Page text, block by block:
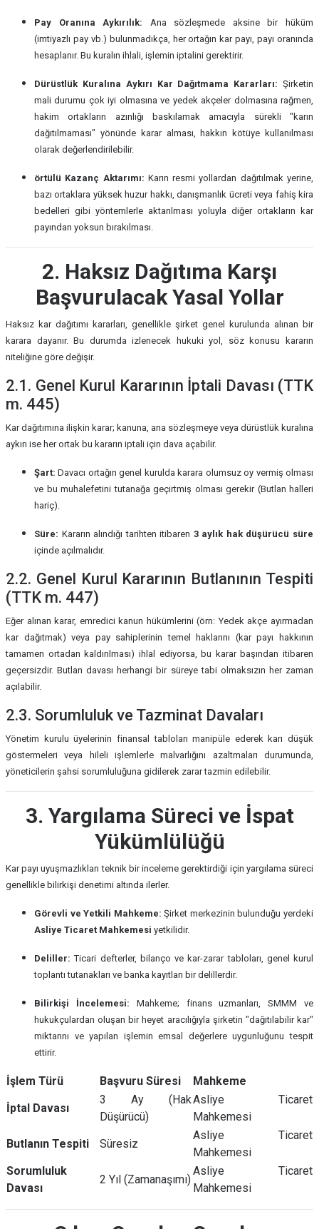
Pay Oranına Aykırılık: Ana sözleşmede aksine bir hüküm
(imtiyazlı pay vb.) bulunmadıkça, her ortağın kar payı, payı oranında
hesaplanır. Bu kuralın ihlali, işlemin iptalini gerektirir.
Dürüstlük Kuralına Aykırı Kar Dağıtmama Kararları: Şirketin
mali durumu çok iyi olmasına ve yedek akçeler dolmasına rağmen,
hakim ortakların azınlığı baskılamak amacıyla sürekli "karın
dağıtılmaması" yönünde karar alması, hakkın kötüye kullanılması
olarak değerlendirilebilir.
örtülü Kazanç Aktarımı: Karın resmi yollardan dağıtılmak yerine,
bazı ortaklara yüksek huzur hakkı, danışmanlık ücreti veya fahiş kira
bedelleri gibi yöntemlerle aktarılması yoluyla diğer ortakların kar
payından yoksun bırakılması.
2. Haksız Dağıtıma Karşı
Başvurulacak Yasal Yollar
Haksız kar dağıtımı kararları, genellikle şirket genel kurulunda alınan bir
karara dayanır. Bu durumda izlenecek hukuki yol, söz konusu kararın
niteliğine göre değişir.
2.1. Genel Kurul Kararının İptali Davası (TTK
m. 445)
Kar dağıtımına ilişkin karar; kanuna, ana sözleşmeye veya dürüstlük kuralına
aykırı ise her ortak bu kararın iptali için dava açabilir.
Şart: Davacı ortağın genel kurulda karara olumsuz oy vermiş olması
ve bu muhalefetini tutanağa geçirtmiş olması gerekir (Butlan halleri
hariç).
Süre: Kararın alındığı tarihten itibaren 3 aylık hak düşürücü süre
içinde açılmalıdır.
2.2. Genel Kurul Kararının Butlanının Tespiti
(TTK m. 447)
Eğer alınan karar, emredici kanun hükümlerini (örn: Yedek akçe ayırmadan
kar dağıtmak) veya pay sahiplerinin temel haklarını (kar payı hakkının
tamamen ortadan kaldırılması) ihlal ediyorsa, bu karar başından itibaren
geçersizdir. Butlan davası herhangi bir süreye tabi olmaksızın her zaman
açılabilir.
2.3. Sorumluluk ve Tazminat Davaları
Yönetim kurulu üyelerinin finansal tabloları manipüle ederek karı düşük
göstermeleri veya hileli işlemlerle malvarlığını azaltmaları durumunda,
yöneticilerin şahsi sorumluluğuna gidilerek zarar tazmin edilebilir.
3. Yargılama Süreci ve İspat
Yükümlülüğü
Kar payı uyuşmazlıkları teknik bir inceleme gerektirdiği için yargılama süreci
genellikle bilirkişi denetimi altında ilerler.
Görevli ve Yetkili Mahkeme: Şirket merkezinin bulunduğu yerdeki
Asliye Ticaret Mahkemesi yetkilidir.
Deliller: Ticari defterler, bilanço ve kar-zarar tabloları, genel kurul
toplantı tutanakları ve banka kayıtları bir delillerdir.
Bilirkişi İncelemesi: Mahkeme; finans uzmanları, SMMM ve
hukukçulardan oluşan bir heyet aracılığıyla şirketin "dağıtılabilir kar"
miktarını ve yapılan işlemin emsal değerlere uygunluğunu tespit
ettirir.
İşlem Türü Başvuru Süresi
Mahkeme
İptal Davası
3 Ay (Hak
Düşürücü)
Asliye Ticaret
Mahkemesi
Butlanın Tespiti
Süresiz
Asliye Ticaret
Mahkemesi
Sorumluluk
Davası
2 Yıl (Zamanaşımı)
Asliye Ticaret
Mahkemesi